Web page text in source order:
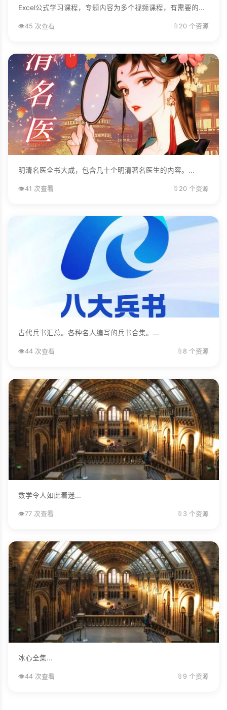
Excel公式学习课程，专题内容为多个视频课程，有需要的自己下载学习。...
👁️45 次查看 📎 20 个资源
明清名医全书大成，包含几十个明清著名医生的内容。...
👁️41 次查看 📎 20 个资源
古代兵书汇总。各种名人编写的兵书合集。...
👁️44 次查看 📎 8 个资源
数学令人如此着迷...
👁️77 次查看 📎 3 个资源
冰心全集...
👁️44 次查看 📎 9 个资源